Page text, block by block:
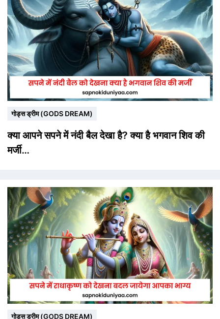
गोड्स ड्रीम (GODS DREAM)
क्या आपने सपने में नंदी बैल देखा है? क्या है भगवान शिव की
मर्जी…
गोड्स ड्रीम (GODS DREAM)